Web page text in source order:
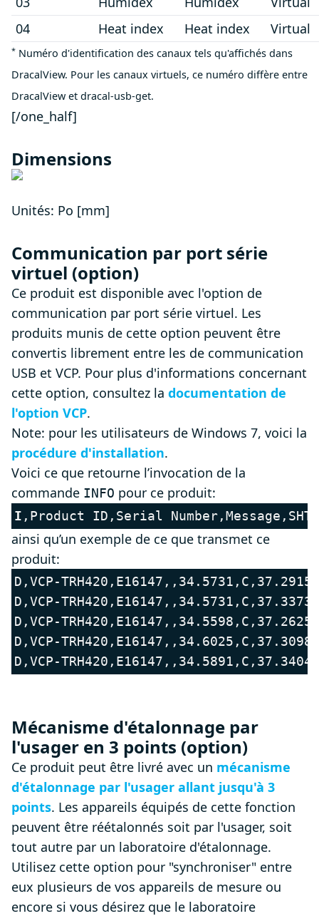
04
Heat index Heat index Virtual
* Numéro d'identification des canaux tels qu'affichés dans
DracalView. Pour les canaux virtuels, ce numéro diffère entre
DracalView et dracal-usb-get.
[/one_half]
Dimensions
Unités: Po [mm]
Communication par port série
virtuel (option)
Ce produit est disponible avec l'option de
communication par port série virtuel. Les
produits munis de cette option peuvent être
convertis librement entre les de communication
USB et VCP. Pour plus d'informations concernant
cette option, consultez la documentation de
l'option VCP.
Note: pour les utilisateurs de Windows 7, voici la
procédure d'installation.
Voici ce que retourne l’invocation de la
commande INFO pour ce produit:
I ,Product ID,Serial
ainsi qu’un exemple de ce que transmet ce
produit:
D,VCP-
D,VCP-
D,VCP-
D,VCP-
Mécanisme d'étalonnage par
l'usager en 3 points (option)
Ce produit peut être livré avec un mécanisme
d'étalonnage par l'usager allant jusqu'à 3
points. Les appareils équipés de cette fonction
peuvent être réétalonnés soit par l'usager, soit
tout autre par un laboratoire d'étalonnage.
Utilisez cette option pour "synchroniser" entre
eux plusieurs de vos appareils de mesure ou
encore si vous désirez que le laboratoire